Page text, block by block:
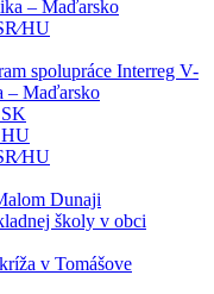
– Maďarsko
spolupráce Interreg V-
– Maďarsko
HU
Dunaji
školy v obci
v Tomášove